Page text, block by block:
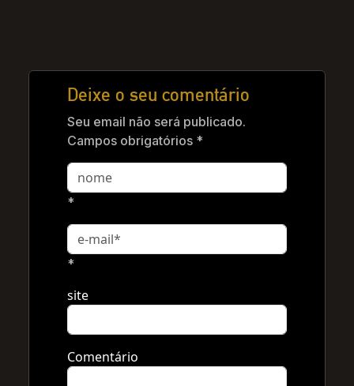
Deixe o seu comentário
Seu email não será publicado.
Campos obrigatórios *
*
*
site
Comentário